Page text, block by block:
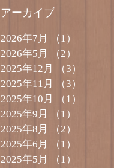
アーカイブ
2026年7月 （1）
2026年5月
（2）
2025年12月
（3）
2025年11月
（3）
2025年10月
（1）
2025年9月
（1）
2025年8月
（2）
2025年6月
（1）
2025年5月
（1）